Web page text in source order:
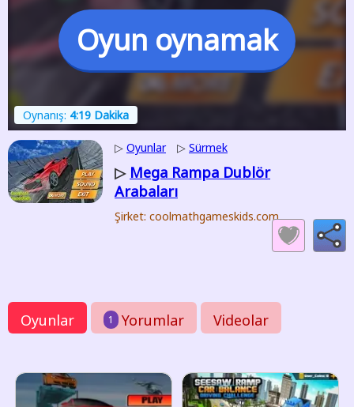
Oyun oynamak
Oynanış: 4:19 Dakika
▷ Oyunlar ▷ Sürmek
▷ Mega Rampa Dublör
Arabaları
Şirket: coolmathgameskids.com
Oyunlar 1 Yorumlar Videolar